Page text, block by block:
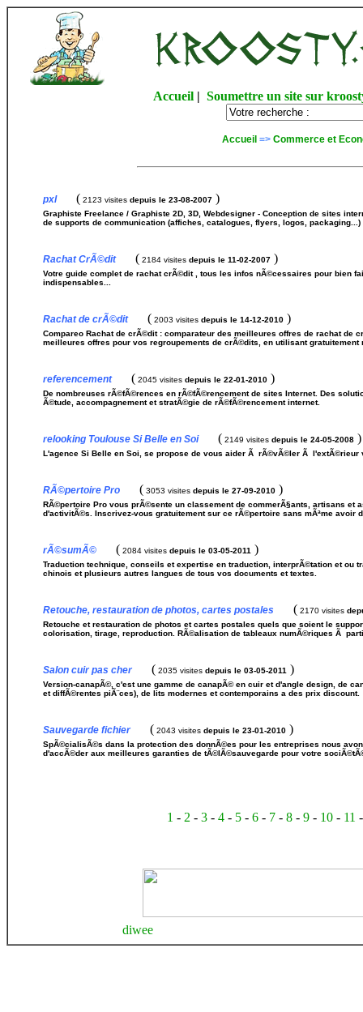
Accueil |Soumettre un site sur
Accueil => Commerce et
pxl( 2123 visites depuis le 23-08-2007 )
Graphiste Freelance / Graphiste 2D, 3D, Webdesigner - Conception de sites
de supports de communication (affiches, catalogues, flyers, logos, packaging...)
Rachat CrÃ©dit( 2184 visites depuis le 11-02-2007 )
Votre guide complet de rachat crÃ©dit , tous les infos nÃ©cessaires pour bien
indispensables...
Rachat de crÃ©dit( 2003 visites depuis le 14-12-2010 )
Compareo Rachat de crÃ©dit : comparateur des meilleures offres de rachat de
meilleures offres pour vos regroupements de crÃ©dits, en utilisant gratuitement
referencement( 2045 visites depuis le 22-01-2010 )
De nombreuses rÃ©fÃ©rences en rÃ©fÃ©rencement de sites Internet. Des
Ã©tude, accompagnement et stratÃ©gie de rÃ©fÃ©rencement internet.
relooking Toulouse Si Belle en Soi( 2149 visites depuis le 24-05-2008 )
L'agence Si Belle en Soi, se propose de vous aider Ã rÃ©vÃ©ler Ã l'extÃ©rieur
RÃ©pertoire Pro ( 3053 visites depuis le 27-09-2010 )
RÃ©pertoire Pro vous prÃ©sente un classement de commerÃ§ants, artisans
d'activitÃ©s. Inscrivez-vous gratuitement sur ce rÃ©pertoire sans mÃªme avoir
rÃ©sumÃ© ( 2084 visites depuis le 03-05-2011 )
Traduction technique, conseils et expertise en traduction, interprÃ©tation et ou
chinois et plusieurs autres langues de tous vos documents et textes.
Retouche, restauration de photos, cartes postales ( 2170 visites
Retouche et restauration de photos et cartes postales quels que soient le
colorisation, tirage, reproduction. RÃ©alisation de tableaux numÃ©riques Ã
Salon cuir pas cher( 2035 visites depuis le 03-05-2011 )
Version-canapÃ©, c'est une gamme de canapÃ© en cuir et d'angle design, de
et diffÃ©rentes piÃ¨ces), de lits modernes et contemporains a des prix discount.
Sauvegarde fichier( 2043 visites depuis le 23-01-2010 )
SpÃ©cialisÃ©s dans la protection des donnÃ©es pour les entreprises nous
d'accÃ©der aux meilleures garanties de tÃ©lÃ©sauvegarde pour votre
1 - 2 -3 -4 - 5 -6 - 7 -8 -9 - 10 - 11
diwee